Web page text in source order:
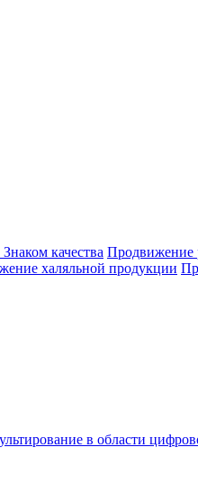
качества Продвижение
халяльной продукции
в области